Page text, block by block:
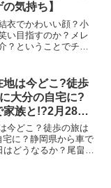
気持ち】
衣でかわいい顔？小
い目指すのか？メレ
？ということでチェ
)ちゃん。番組ではお
！...
地は今どこ?徒歩
大分の自宅に?
家族と!?2月28日
今どこ？徒歩の旅は
に？静岡県から車で
どうなるか？尾畠春